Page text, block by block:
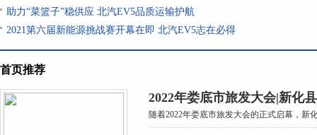
助力“菜篮子”稳供应 北汽EV5品质运输护航
2021第六届新能源挑战赛开幕在即 北汽EV5志在必得
首页推荐
2022年娄底市旅发大会|新化
随着2022年娄底市旅发大会的正式启幕，新